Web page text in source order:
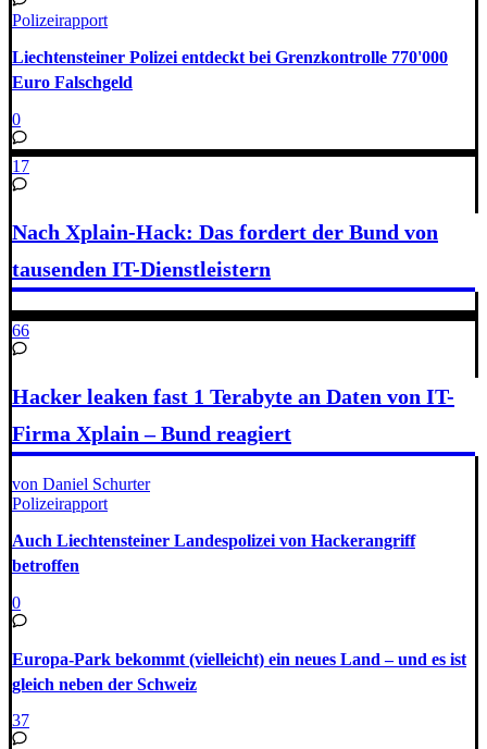
Polizeirapport
Liechtensteiner Polizei entdeckt bei Grenzkontrolle 770'000
Euro Falschgeld
0
17
Nach Xplain-Hack: Das fordert der Bund von
tausenden IT-Dienstleistern
66
Hacker leaken fast 1 Terabyte an Daten von IT-
Firma Xplain – Bund reagiert
von Daniel Schurter
Polizeirapport
Auch Liechtensteiner Landespolizei von Hackerangriff
betroffen
0
Europa-Park bekommt (vielleicht) ein neues Land – und es ist
gleich neben der Schweiz
37